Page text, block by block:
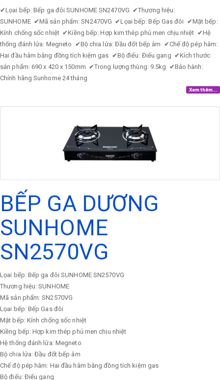
✔Lọai bếp: Bếp ga đôi SUNHOME SN2470VG ✔Thương hiệu:
SUNHOME ✔Mã sản phẩm: SN2470VG ✔Lọai bếp: Bếp Gas đôi ✔Mặt bếp:
Kính chống sốc nhiệt ✔Kiềng bếp: Hợp kim thép phủ men chịu nhiệt ✔Hệ
thống đánh lửa: Megneto ✔Bộ chia lửa: Đầu đốt bếp âm ✔Chế độ pép hâm:
Hai đầu hâm bằng đồng tích kiệm gas ✔Bộ điếu: Điếu gang ✔Kích thước
sản phẩm: 690 x 420 x 150mm ✔Trong lượng thùng: 9.5kg ✔Bảo hành:
Chính hãng Sunhome 24 tháng
Xem thêm...
BẾP GA DƯƠNG
SUNHOME
SN2570VG
Lọai bếp: Bếp ga đôi SUNHOME SN2570VG
Thương hiệu: SUNHOME
Mã sản phẩm: SN2570VG
Lọai bếp: Bếp Gas đôi
Mặt bếp: Kính chống sốc nhiệt
Kiềng bếp: Hợp kim thép phủ men chịu nhiệt
Hệ thống đánh lửa: Megneto
Bộ chia lửa: Đầu đốt bếp âm
Chế độ pép hâm: Hai đầu hâm bằng đồng tích kiệm gas
Bộ điếu: Điếu gang